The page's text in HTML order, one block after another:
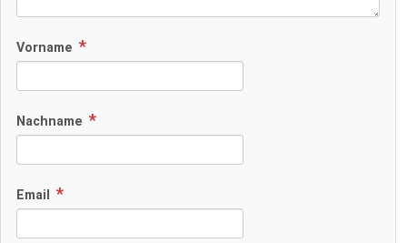
Vorname
Nachname
Email